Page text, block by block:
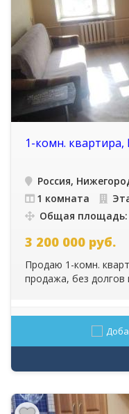
1-комн. квартира,
Россия,
1 комната
Общая площадь:
3 200 000 руб.
Продаю 1-комн.
продажа, без